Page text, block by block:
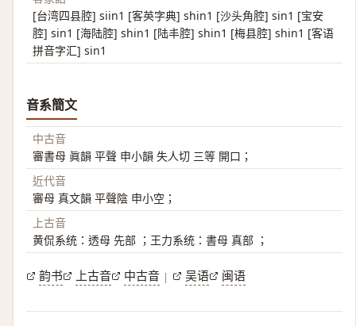
[台湾四县腔] siin1 [客英字典] shin1 [沙头角腔] sin1 [宝安
腔] sin1 [海陆腔] shin1 [陆丰腔] shin1 [梅县腔] shin1 [客语
拼音字汇] sin1
音系簡文
中古音
審書母 眞韻 平聲 申小韻 失人切 三等 開口；
近代音
審母 真文韻 平聲陰 申小空；
上古音
黄侃系统：透母 先部 ；王力系统：書母 真部 ；
韵书 上古音 中古音 | 吴语 闽语